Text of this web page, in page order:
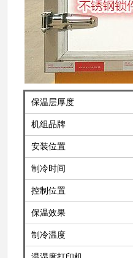
保温层厚度
机组品牌
安装位置
制冷时间
控制位置
保温效果
制冷温度